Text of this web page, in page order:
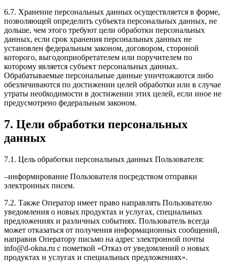
6.7. Хранение персональных данных осуществляется в форме,
позволяющей определить субъекта персональных данных, не
дольше, чем этого требуют цели обработки персональных
данных, если срок хранения персональных данных не
установлен федеральным законом, договором, стороной
которого, выгодоприобретателем или поручителем по
которому является субъект персональных данных.
Обрабатываемые персональные данные уничтожаются либо
обезличиваются по достижении целей обработки или в случае
утраты необходимости в достижении этих целей, если иное не
предусмотрено федеральным законом.
7. Цели обработки персональных
данных
7.1. Цель обработки персональных данных Пользователя:
–информирование Пользователя посредством отправки
электронных писем.
7.2. Также Оператор имеет право направлять Пользователю
уведомления о новых продуктах и услугах, специальных
предложениях и различных событиях. Пользователь всегда
может отказаться от получения информационных сообщений,
направив Оператору письмо на адрес электронной почты
info@d-okna.ru с пометкой «Отказ от уведомлений о новых
продуктах и услугах и специальных предложениях».